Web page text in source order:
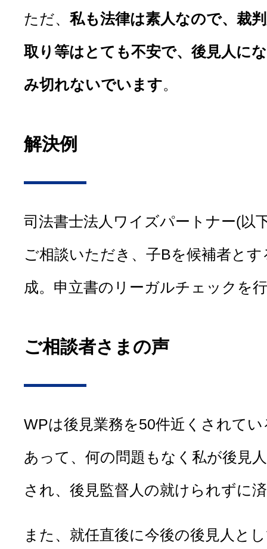
ただ、私も法律は素人なので、裁
取り等はとても不安で、後見人に
み切れないでいます。
解決例
司法書士法人ワイズパートナー(以
ご相談いただき、子Bを候補者と
成。申立書のリーガルチェックを
ご相談者さまの声
WPは後見業務を50件近くされて
あって、何の問題もなく私が後見
され、後見監督人の就けられずに
また、就任直後に今後の後見人と